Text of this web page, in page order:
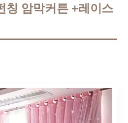
칭 암막커튼 +레이스